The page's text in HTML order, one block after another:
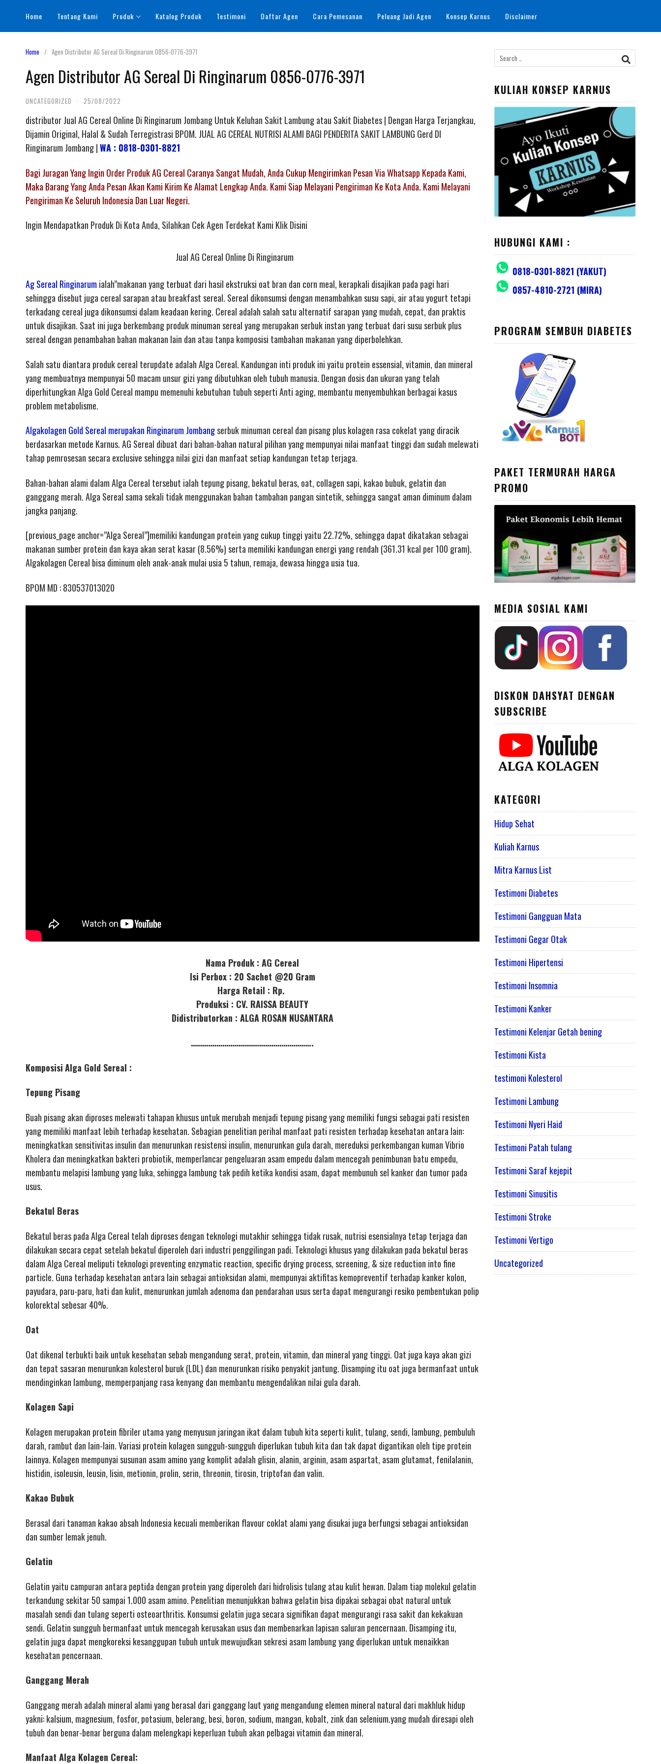
content
Home Tentang Kami Produk Katalog Produk Testimoni Daftar Agen Cara Pemesanan Peluang Jadi Agen Konsep Karnus Disclaimer
Home Agen Distributor AG Sereal Di Ringinarum 0856-0776-3971
Agen Distributor AG Sereal Di Ringinarum 0856-0776-3971
UNCATEGORIZED · 25/08/2022
distributor Jual AG Cereal Online Di Ringinarum Jombang Untuk Keluhan Sakit Lambung atau Sakit Diabetes | Dengan Harga Terjangkau,
Dijamin Original, Halal & Sudah Terregistrasi BPOM. JUAL AG CEREAL NUTRISI ALAMI BAGI PENDERITA SAKIT LAMBUNG Gerd DI
Ringinarum Jombang |WA : 0818-0301-8821
Bagi Juragan Yang Ingin Order Produk AG Cereal Caranya Sangat Mudah, Anda Cukup Mengirimkan Pesan Via Whatsapp Kepada Kami,
Maka Barang Yang Anda Pesan Akan Kami Kirim Ke Alamat Lengkap Anda. Kami Siap Melayani Pengiriman Ke Kota Anda. Kami Melayani
Pengiriman Ke Seluruh Indonesia Dan Luar Negeri.
Ingin Mendapatkan Produk Di Kota Anda, Silahkan Cek Agen Terdekat Kami Klik Disini
Jual AG Cereal Online Di Ringinarum
Ag Sereal Ringinarum ialah”makanan yang terbuat dari hasil ekstruksi oat bran dan corn meal, kerapkali disajikan pada pagi hari
sehingga disebut juga cereal sarapan atau breakfast sereal. Sereal dikonsumsi dengan menambahkan susu sapi, air atau yogurt tetapi
terkadang cereal juga dikonsumsi dalam keadaan kering. Cereal adalah salah satu alternatif sarapan yang mudah, cepat, dan praktis
untuk disajikan. Saat ini juga berkembang produk minuman sereal yang merupakan serbuk instan yang terbuat dari susu serbuk plus
sereal dengan penambahan bahan makanan lain dan atau tanpa komposisi tambahan makanan yang diperbolehkan.
Salah satu diantara produk cereal terupdate adalah Alga Cereal. Kandungan inti produk ini yaitu protein essensial, vitamin, dan mineral
yang membuatnya mempunyai 50 macam unsur gizi yang dibutuhkan oleh tubuh manusia. Dengan dosis dan ukuran yang telah
diperhitungkan Alga Gold Cereal mampu memenuhi kebutuhan tubuh seperti Anti aging, membantu menyembuhkan berbagai kasus
problem metabolisme.
Algakolagen Gold Sereal merupakan Ringinarum Jombangserbuk minuman cereal dan pisang plus kolagen rasa cokelat yang diracik
berdasarkan metode Karnus. AG Sereal dibuat dari bahan-bahan natural pilihan yang mempunyai nilai manfaat tinggi dan sudah melewati
tahap pemrosesan secara exclusive sehingga nilai gizi dan manfaat setiap kandungan tetap terjaga.
Bahan-bahan alami dalam Alga Cereal tersebut ialah tepung pisang, bekatul beras, oat, collagen sapi, kakao bubuk, gelatin dan
ganggang merah. Alga Sereal sama sekali tidak menggunakan bahan tambahan pangan sintetik, sehingga sangat aman diminum dalam
jangka panjang.
[previous_page anchor=”Alga Sereal”]memiliki kandungan protein yang cukup tinggi yaitu 22.72%, sehingga dapat dikatakan sebagai
makanan sumber protein dan kaya akan serat kasar (8.56%) serta memiliki kandungan energi yang rendah (361.31 kcal per 100 gram).
Algakolagen Cereal bisa diminum oleh anak-anak mulai usia 5 tahun, remaja, dewasa hingga usia tua.
BPOM MD : 830537013020
Nama Produk : AG Cereal
Isi Perbox : 20 Sachet @20 Gram
Harga Retail : Rp.
Produksi : CV. RAISSA BEAUTY
Didistributorkan : ALGA ROSAN NUSANTARA
……………………………………………………..
KomposisiAlga Gold Sereal :
Tepung Pisang
Buah pisang akan diproses melewati tahapan khusus untuk merubah menjadi tepung pisang yang memiliki fungsi sebagai pati resisten
yang memiliki manfaat lebih terhadap kesehatan. Sebagian penelitian perihal manfaat pati resisten terhadap kesehatan antara lain:
meningkatkan sensitivitas insulin dan menurunkan resistensi insulin, menurunkan gula darah, mereduksi perkembangan kuman Vibrio
Kholera dan meningkatkan bakteri probiotik, memperlancar pengeluaran asam empedu dalam mencegah penimbunan batu empedu,
membantu melapisi lambung yang luka, sehingga lambung tak pedih ketika kondisi asam, dapat membunuh sel kanker dan tumor pada
usus.
Bekatul Beras
Bekatul beras pada Alga Cereal telah diproses dengan teknologi mutakhir sehingga tidak rusak, nutrisi esensialnya tetap terjaga dan
dilakukan secara cepat setelah bekatul diperoleh dari industri penggilingan padi. Teknologi khusus yang dilakukan pada bekatul beras
dalam Alga Cereal meliputi teknologi preventing enzymatic reaction, specific drying process, screening, & size reduction into fine
particle. Guna terhadap kesehatan antara lain sebagai antioksidan alami, mempunyai aktifitas kemopreventif terhadap kanker kolon,
payudara, paru-paru, hati dan kulit, menurunkan jumlah adenoma dan pendarahan usus serta dapat mengurangi resiko pembentukan polip
kolorektal sebesar 40%.
Oat
Oat dikenal terbukti baik untuk kesehatan sebab mengandung serat, protein, vitamin, dan mineral yang tinggi. Oat juga kaya akan gizi
dan tepat sasaran menurunkan kolesterol buruk (LDL) dan menurunkan risiko penyakit jantung. Disamping itu oat juga bermanfaat untuk
mendinginkan lambung, memperpanjang rasa kenyang dan membantu mengendalikan nilai gula darah.
Kolagen Sapi
Kolagen merupakan protein fibriler utama yang menyusun jaringan ikat dalam tubuh kita seperti kulit, tulang, sendi, lambung, pembuluh
darah, rambut dan lain-lain. Variasi protein kolagen sungguh-sungguh diperlukan tubuh kita dan tak dapat digantikan oleh tipe protein
lainnya. Kolagen mempunyai susunan asam amino yang komplit adalah glisin, alanin, arginin, asam aspartat, asam glutamat, fenilalanin,
histidin, isoleusin, leusin, lisin, metionin, prolin, serin, threonin, tirosin, triptofan dan valin.
Kakao Bubuk
Berasal dari tanaman kakao absah Indonesia kecuali memberikan flavour coklat alami yang disukai juga berfungsi sebagai antioksidan
dan sumber lemak jenuh.
Gelatin
Gelatin yaitu campuran antara peptida dengan protein yang diperoleh dari hidrolisis tulang atau kulit hewan. Dalam tiap molekul gelatin
terkandung sekitar 50 sampai 1.000 asam amino. Penelitian menunjukkan bahwa gelatin bisa dipakai sebagai obat natural untuk
masalah sendi dan tulang seperti osteoarthritis. Konsumsi gelatin juga secara signifikan dapat mengurangi rasa sakit dan kekakuan
sendi. Gelatin sungguh bermanfaat untuk mencegah kerusakan usus dan membenarkan lapisan saluran pencernaan. Disamping itu,
gelatin juga dapat mengkoreksi kesanggupan tubuh untuk mewujudkan sekresi asam lambung yang diperlukan untuk menaikkan
kesehatan pencernaan.
Ganggang Merah
Ganggang merah adalah mineral alami yang berasal dari ganggang laut yang mengandung elemen mineral natural dari makhluk hidup
yakni: kalsium, magnesium, fosfor, potasium, belerang, besi, boron, sodium, mangan, kobalt, zink dan selenium.yang mudah diresapi oleh
tubuh dan benar-benar berguna dalam melengkapi keperluan tubuh akan pelbagai vitamin dan mineral.
Manfaat Alga Kolagen Cereal:
Search
for:
KULIAH KONSEP KARNUS
HUBUNGI KAMI :
0818-0301-8821 (YAKUT)
0857-4810-2721 (MIRA)
PROGRAM SEMBUH DIABETES
PAKET TERMURAH HARGA
PROMO
MEDIA SOSIAL KAMI
DISKON DAHSYAT DENGAN
SUBSCRIBE
KATEGORI
Hidup Sehat
Kuliah Karnus
Mitra Karnus List
Testimoni Diabetes
Testimoni Gangguan Mata
Testimoni Gegar Otak
Testimoni Hipertensi
Testimoni Insomnia
Testimoni Kanker
Testimoni Kelenjar Getah bening
Testimoni Kista
testimoni Kolesterol
Testimoni Lambung
Testimoni Nyeri Haid
Testimoni Patah tulang
Testimoni Saraf kejepit
Testimoni Sinusitis
Testimoni Stroke
Testimoni Vertigo
Uncategorized